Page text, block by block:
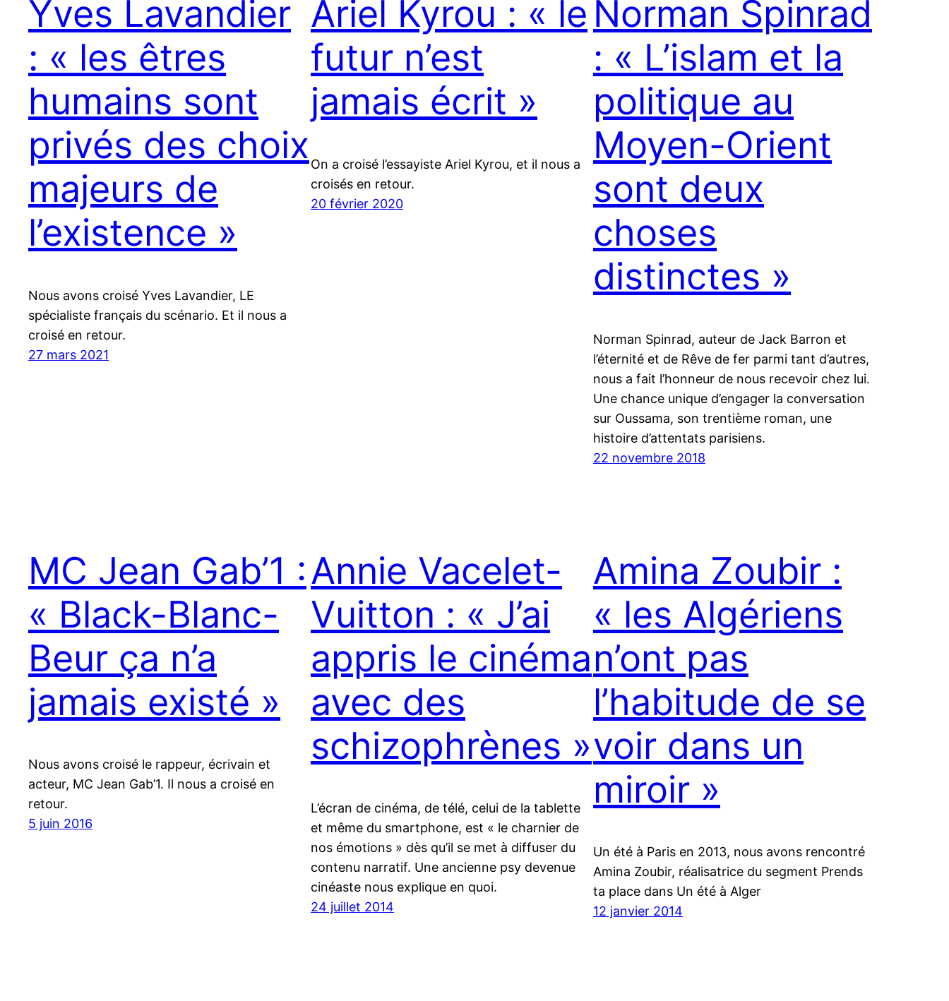
Yves Lavandier
: « les êtres
humains sont
privés des choix
majeurs de
l’existence »
Nous avons croisé Yves Lavandier, LE
spécialiste français du scénario. Et il nous a
croisé en retour.
27 mars 2021
Ariel Kyrou : « le
futur n’est
jamais écrit »
On a croisé l’essayiste Ariel Kyrou, et il nous a
croisés en retour.
20 février 2020
Norman Spinrad
: « L’islam et la
politique au
Moyen-Orient
sont deux
choses
distinctes »
Norman Spinrad, auteur de Jack Barron et
l’éternité et de Rêve de fer parmi tant d’autres,
nous a fait l’honneur de nous recevoir chez lui.
Une chance unique d’engager la conversation
sur Oussama, son trentième roman, une
histoire d’attentats parisiens.
22 novembre 2018
MC Jean Gab’1 :
« Black-Blanc-
Beur ça n’a
jamais existé »
Nous avons croisé le rappeur, écrivain et
acteur, MC Jean Gab’1. Il nous a croisé en
retour.
5 juin 2016
Annie Vacelet-
Vuitton : « J’ai
appris le cinéma
avec des
schizophrènes »
L’écran de cinéma, de télé, celui de la tablette
et même du smartphone, est « le charnier de
nos émotions » dès qu’il se met à diffuser du
contenu narratif. Une ancienne psy devenue
cinéaste nous explique en quoi.
24 juillet 2014
Amina Zoubir :
« les Algériens
n’ont pas
l’habitude de se
voir dans un
miroir »
Un été à Paris en 2013, nous avons rencontré
Amina Zoubir, réalisatrice du segment Prends
ta place dans Un été à Alger
12 janvier 2014